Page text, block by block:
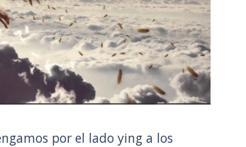
por el lado ying a los